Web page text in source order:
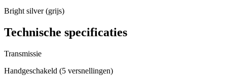
Bright silver (grijs)
Technische specificaties
Transmissie
Handgeschakeld (5 versnellingen)